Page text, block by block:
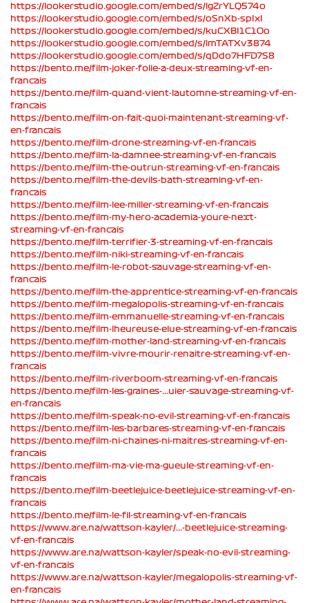
https://lookerstudio.google.com/embed/s/lgZrYLQ574o
https://lookerstudio.google.com/embed/s/oSnXb-spIxI
https://lookerstudio.google.com/embed/s/kuCXBI1C1Oo
https://lookerstudio.google.com/embed/s/lmTATXv3874
https://lookerstudio.google.com/embed/s/qDdo7HFD7S8
https://bento.me/film-joker-folie-a-deux-streaming-vf-en-
francais
https://bento.me/film-quand-vient-lautomne-streaming-vf-en-
francais
https://bento.me/film-on-fait-quoi-maintenant-streaming-vf-
en-francais
https://bento.me/film-drone-streaming-vf-en-francais
https://bento.me/film-la-damnee-streaming-vf-en-francais
https://bento.me/film-the-outrun-streaming-vf-en-francais
https://bento.me/film-the-devils-bath-streaming-vf-en-
francais
https://bento.me/film-lee-miller-streaming-vf-en-francais
https://bento.me/film-my-hero-academia-youre-next-
streaming-vf-en-francais
https://bento.me/film-terrifier-3-streaming-vf-en-francais
https://bento.me/film-niki-streaming-vf-en-francais
https://bento.me/film-le-robot-sauvage-streaming-vf-en-
francais
https://bento.me/film-the-apprentice-streaming-vf-en-francais
https://bento.me/film-megalopolis-streaming-vf-en-francais
https://bento.me/film-emmanuelle-streaming-vf-en-francais
https://bento.me/film-lheureuse-elue-streaming-vf-en-francais
https://bento.me/film-mother-land-streaming-vf-en-francais
https://bento.me/film-vivre-mourir-renaitre-streaming-vf-en-
francais
https://bento.me/film-riverboom-streaming-vf-en-francais
https://bento.me/film-les-graines-...uier-sauvage-streaming-vf-
en-francais
https://bento.me/film-speak-no-evil-streaming-vf-en-francais
https://bento.me/film-les-barbares-streaming-vf-en-francais
https://bento.me/film-ni-chaines-ni-maitres-streaming-vf-en-
francais
https://bento.me/film-ma-vie-ma-gueule-streaming-vf-en-
francais
https://bento.me/film-beetlejuice-beetlejuice-streaming-vf-en-
francais
https://bento.me/film-le-fil-streaming-vf-en-francais
https://www.are.na/wattson-kayler/...-beetlejuice-streaming-
vf-en-francais
https://www.are.na/wattson-kayler/speak-no-evil-streaming-
vf-en-francais
https://www.are.na/wattson-kayler/megalopolis-streaming-vf-
en-francais